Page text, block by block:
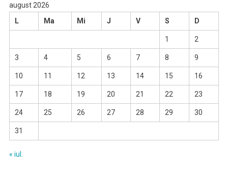
august 2026
L
Ma Mi J V S D
1 2
3 4 5 6 7 8 9
10 11 12 13 14 15 16
17 18 19 20 21 22 23
24 25 26 27 28 29 30
31
« iul.